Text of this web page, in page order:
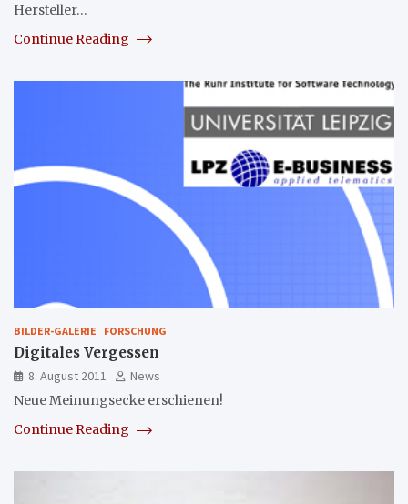
Hersteller…
Continue Reading
BILDER-GALERIE FORSCHUNG
Digitales Vergessen
8. August 2011
News
Neue Meinungsecke erschienen!
Continue Reading